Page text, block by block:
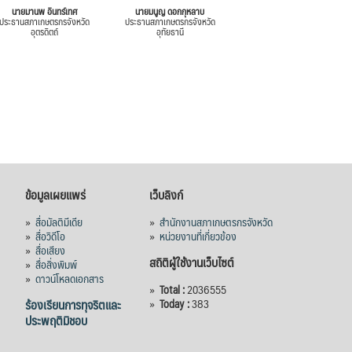
นายมานพ อินทร์เทศ
ระธานสภาเกษตรกรจังหวัด
อุตรดิตถ์
นายมนูญ ดอกกุหลาบ
ประธานสภาเกษตรกรจังหวัด
อุทัยธานี
ข้อมูลเผยแพร่
» สื่อมัลติมีเดีย
» สื่อวิดีโอ
» สื่อเสียง
» สื่อสิ่งพิมพ์
» ดาวน์โหลดเอกสาร
ร้องเรียนการทุจริตและ
ประพฤติมิชอบ
เว็บลิงก์
» สำนักงานสภาเกษตรกรจังหวัด
» หน่วยงานที่เกี่ยวข้อง
สถิติผู้ใช้งานเว็บไซต์
» Total :2036555
» Today :383